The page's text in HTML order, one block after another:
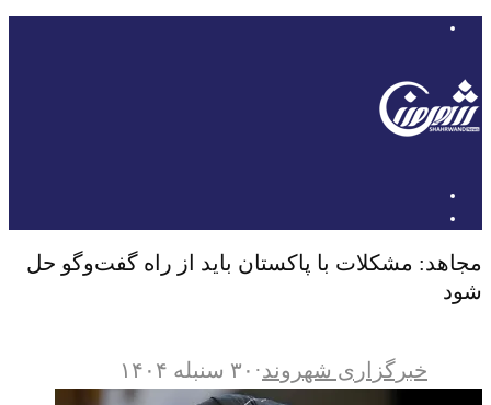
مجاهد: مشکلات با پاکستان باید از راه گفت‌وگو حل
شود
خبرگزاری شهروند· ۳۰ سنبله ۱۴۰۴